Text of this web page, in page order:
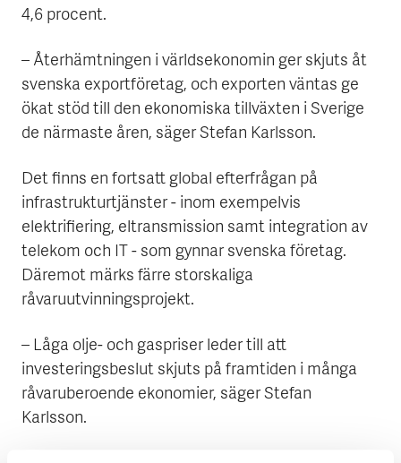
4,6 procent.
– Återhämtningen i världsekonomin ger skjuts åt
svenska exportföretag, och exporten väntas ge
ökat stöd till den ekonomiska tillväxten i Sverige
de närmaste åren, säger Stefan Karlsson.
Det finns en fortsatt global efterfrågan på
infrastrukturtjänster - inom exempelvis
elektrifiering, eltransmission samt integration av
telekom och IT - som gynnar svenska företag.
Däremot märks färre storskaliga
råvaruutvinningsprojekt.
– Låga olje- och gaspriser leder till att
investeringsbeslut skjuts på framtiden i många
råvaruberoende ekonomier, säger Stefan
Karlsson.